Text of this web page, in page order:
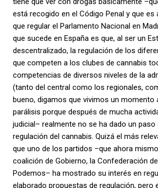
está recogido en el Código Penal y que es
que regular el Parlamento Nacional en
que sucede en España es que, al ser un
descentralizado, la regulación de los
que competen a los clubes de cannabis
competencias de diversos niveles de la
(tanto del central como los regionales,
bueno, digamos que vivimos un momento
parálisis porque después de mucha
judicial– realmente no se ha dado un paso
regulación del cannabis. Quizá el más
que uno de los partidos –que ahora
coalición de Gobierno, la Confederación
Podemos– ha mostrado su interés en
elaborado propuestas de regulación, pero